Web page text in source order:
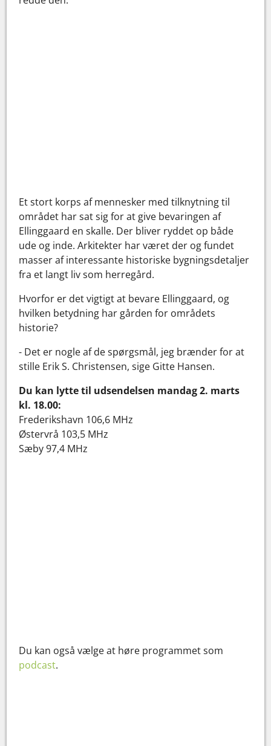
Et stort korps af mennesker med tilknytning til
området har sat sig for at give bevaringen af
Ellinggaard en skalle. Der bliver ryddet op både
ude og inde. Arkitekter har været der og fundet
masser af interessante historiske bygningsdetaljer
fra et langt liv som herregård.
Hvorfor er det vigtigt at bevare Ellinggaard, og
hvilken betydning har gården for områdets
historie?
- Det er nogle af de spørgsmål, jeg brænder for at
stille Erik S. Christensen, sige Gitte Hansen.
Du kan lytte til udsendelsen mandag 2. marts
kl. 18.00:
Frederikshavn 106,6 MHz
Østervrå 103,5 MHz
Sæby 97,4 MHz
Du kan også vælge at høre programmet som
podcast.